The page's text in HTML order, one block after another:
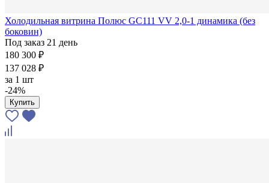
Холодильная витрина Полюс GC111 VV 2,0-1 динамика (без
боковин)
Под заказ 21 день
180 300 ₽
137 028 ₽
за 1 шт
-24%
Купить